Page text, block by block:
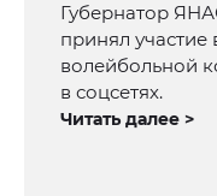
Губернатор
принял участие
волейбольной
в соцсетях.
Читать далее >